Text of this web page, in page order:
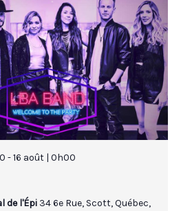
-16 août | 0h00
de l'Épi 34 6e Rue, Scott, Québec,